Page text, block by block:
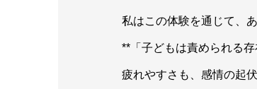
私はこの体験を通じて、
**「子どもは責められる存
疲れやすさも、感情の起